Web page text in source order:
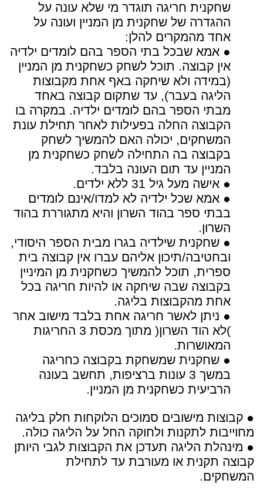
שחקנית חריגה תוגדר מי שלא עונה על
ההגדרה של שחקנית מן המניין ועונה על
אחד מהמקרים להלן:
● אמא שבכל בתי הספר בהם לומדים ילדיה
אין קבוצה. תוכל לשחק כשחקנית מן המניין
(במידה ולא שיחקה באף אחת מקבוצות
הליגה בעבר), עד שתקום קבוצה באחד
מבתי הספר בהם לומדים ילדיה. במקרה בו
הקבוצה החלה בפעילות לאחר תחילת עונת
המשחקים, יכולה האם להמשיך לשחק
בקבוצה בה התחילה לשחק כשחקנית מן
המניין עד תום העונה בלבד.
● אישה מעל גיל 31 ללא ילדים.
● אמא שכל ילדיה לא למדו/אינם לומדים
בבתי ספר בהוד השרון והיא מתגוררת בהוד
השרון.
● שחקנית שילדיה בגרו מבית הספר היסודי,
ובחטיבה/תיכון אליהם עברו אין קבוצה בית
ספרית, תוכל להמשיך כשחקנית מן המיניין
בקבוצה שבה שיחקה או להיות חריגה בכל
אחת מהקבוצות בליגה.
● ניתן לאשר חריגה אחת בלבד מישוב אחר
)לא הוד השרון( מתוך מכסת 3 החריגות
המאושרות.
● שחקנית שמשחקת בקבוצה כחריגה
במשך 3 עונות ברציפות, תחשב בעונה
הרביעית כשחקנית מן המניין.
● קבוצות מישובים סמוכים הלוקחות חלק בליגה
מחוייבות לתקנות ולחוקה החל על הליגה כולה.
● מינהלת הליגה תעדכן את הקבוצות לגבי היותן
קבוצה תקנית או מעורבת עד לתחילת
המשחקים.